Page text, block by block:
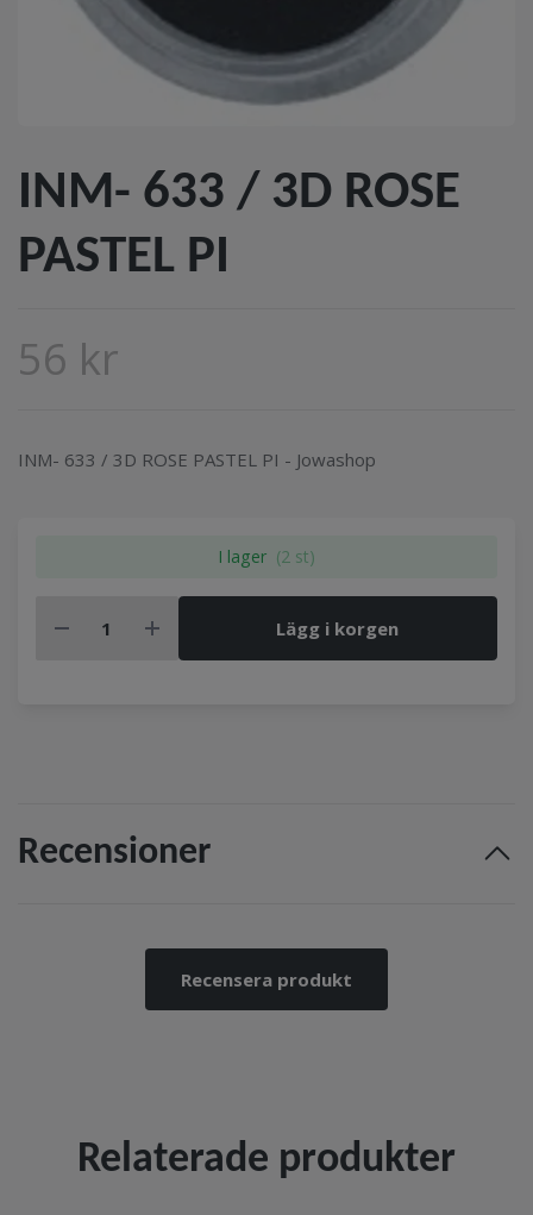
INM- 633 / 3D ROSE
PASTEL PI
56 kr
INM- 633 / 3D ROSE PASTEL PI - Jowashop
I lager (2 st)
Lägg i korgen
Recensioner
Recensera produkt
Relaterade produkter